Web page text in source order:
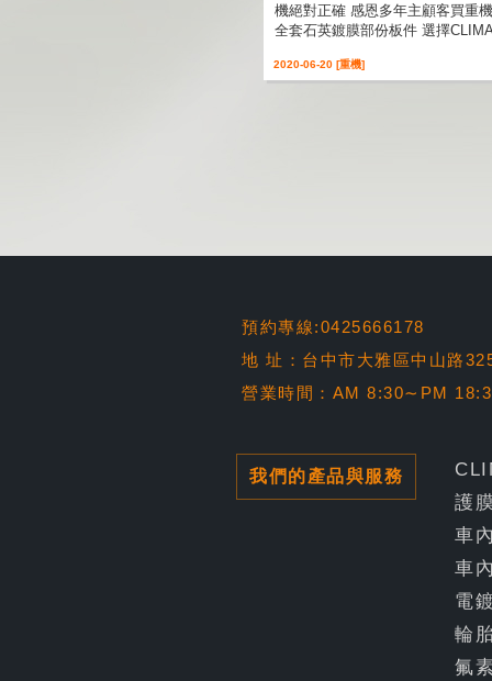
機絕對正確 感恩多年主顧客買重
全套石英鍍膜部份板件 選擇
2020-06-20 [重機]
預約專線:0425666178
地 址：台中市大雅區中山路
營業時間：AM 8:30∼PM
我們的產品與服務
護
車
車
電
輪
氟